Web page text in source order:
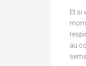
Et si
au